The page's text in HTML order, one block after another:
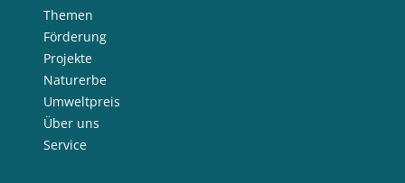
Themen
Förderung
Projekte
Naturerbe
Umweltpreis
Über uns
Service